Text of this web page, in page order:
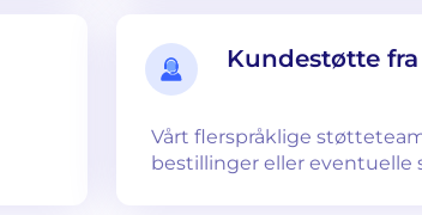
Kundestøtte
Vårt flerspråklige
bestillinger eller eventuelle